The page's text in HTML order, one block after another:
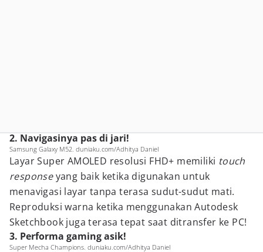
2. Navigasinya pas di jari!
Samsung Galaxy M52. duniaku.com/Adhitya Daniel
Layar Super AMOLED resolusi FHD+ memiliki touch
responseyang baik ketika digunakan untuk
menavigasi layar tanpa terasa sudut-sudut mati.
Reproduksi warna ketika menggunakan Autodesk
Sketchbook juga terasa tepat saat ditransfer ke PC!
3. Performa gaming asik!
Super Mecha Champions. duniaku.com/Adhitya Daniel